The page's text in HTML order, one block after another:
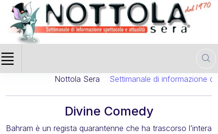
Nottola Sera Settimanale di informazione
Divine Comedy
Bahram è un regista quarantenne che ha trascorso l’intera